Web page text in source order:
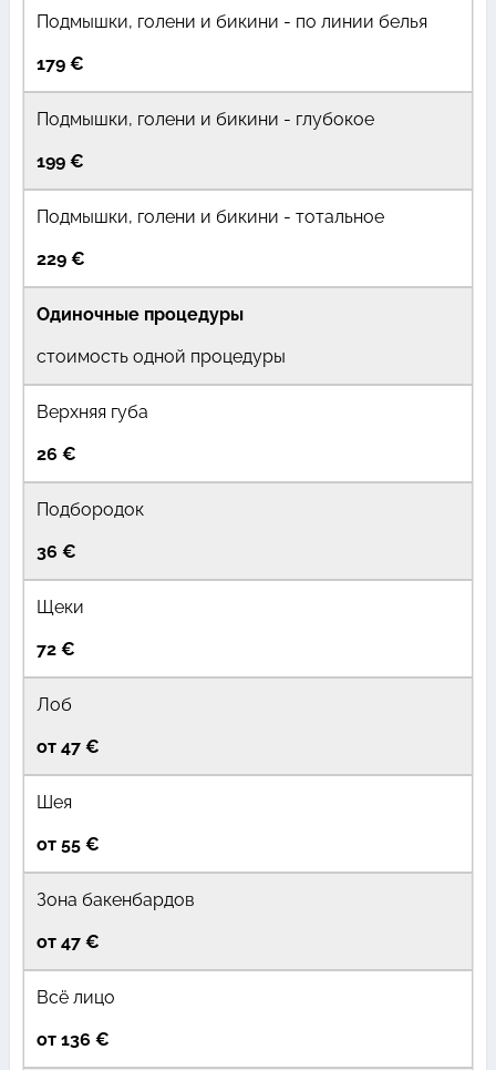
Подмышки, голени и бикини - по линии белья
179 €
Подмышки, голени и бикини - глубокое
199 €
Подмышки, голени и бикини - тотальное
229 €
Одиночные процедуры
стоимость одной процедуры
Верхняя губа
26 €
Подбородок
36 €
Щеки
72 €
Лоб
от 47 €
Шея
от 55 €
Зона бакенбардов
от 47 €
Всё лицо
от 136 €